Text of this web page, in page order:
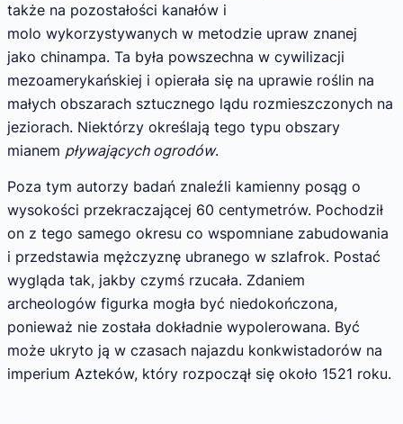
także na pozostałości kanałów i
molo wykorzystywanych w metodzie upraw znanej
jako chinampa. Ta była powszechna w cywilizacji
mezoamerykańskiej i opierała się na uprawie roślin na
małych obszarach sztucznego lądu rozmieszczonych na
jeziorach. Niektórzy określają tego typu obszary
mianem pływających ogrodów.
Poza tym autorzy badań znaleźli kamienny posąg o
wysokości przekraczającej 60 centymetrów. Pochodził
on z tego samego okresu co wspomniane zabudowania
i przedstawia mężczyznę ubranego w szlafrok. Postać
wygląda tak, jakby czymś rzucała. Zdaniem
archeologów figurka mogła być niedokończona,
ponieważ nie została dokładnie wypolerowana. Być
może ukryto ją w czasach najazdu konkwistadorów na
imperium Azteków, który rozpoczął się około 1521 roku.